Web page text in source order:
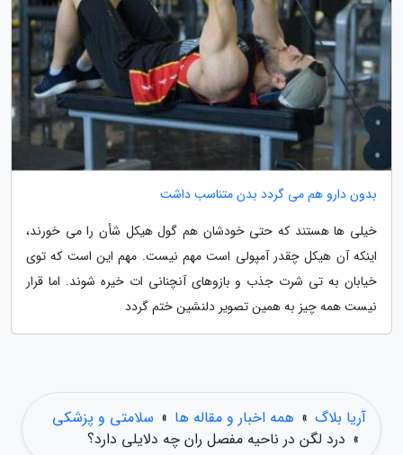
بدون دارو هم می گردد بدن متناسب داشت
خیلی ها هستند که حتی خودشان هم گول هیکل شأن را می خورند،
اینکه آن هیکل چقدر آمپولی است مهم نیست. مهم این است که توی
خیابان به تی شرت جذب و بازوهای آنچنانی ات خیره شوند. اما قرار
نیست همه چیز به همین تصویر دلنشین ختم گردد
آریا بلاگ » همه اخبار و مقاله ها » سلامتی و پزشکی
» درد لگن در ناحیه مفصل ران چه دلایلی دارد؟